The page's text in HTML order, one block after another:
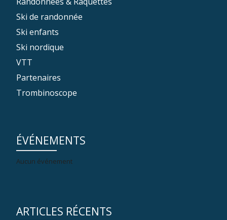
Ski de randonnée
Ski enfants
Ski nordique
VTT
Partenaires
Trombinoscope
ÉVÉNEMENTS
Aucun événement
ARTICLES RÉCENTS